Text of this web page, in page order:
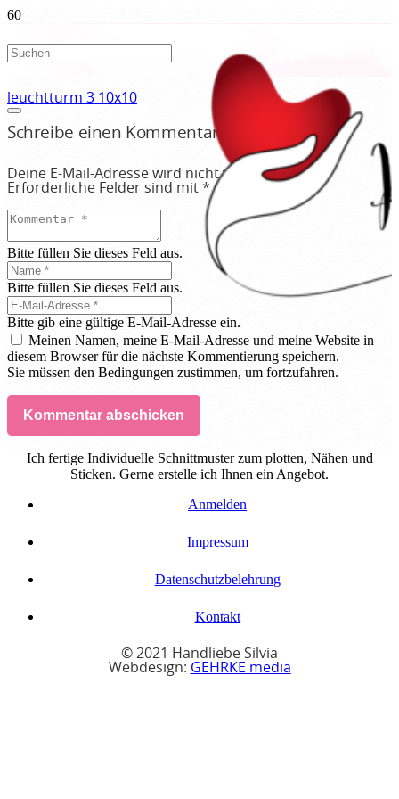
leuchtturm 3 10x10
Schreibe einen Kommentar
Deine E-Mail-Adresse wird nicht veröffentlicht.
Erforderliche Felder sind mit *markiert
Bitte füllen Sie dieses Feld aus.
Bitte füllen Sie dieses Feld aus.
Bitte gib eine gültige E-Mail-Adresse ein.
Meinen Namen, meine E-Mail-Adresse und meine Website in
diesem Browser für die nächste Kommentierung speichern.
Sie müssen den Bedingungen zustimmen, um fortzufahren.
Kommentar abschicken
Ich fertige Individuelle Schnittmuster zum plotten, Nähen und
Sticken. Gerne erstelle ich Ihnen ein Angebot.
Anmelden
Impressum
Datenschutzbelehrung
Kontakt
© 2021 Handliebe Silvia
Webdesign: GEHRKE media